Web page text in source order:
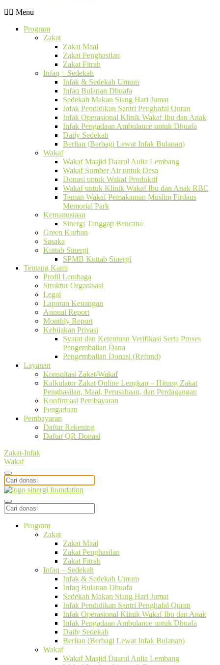
Menu
Program
Zakat
Zakat Maal
Zakat Penghasilan
Zakat Fitrah
Infaq – Sedekah
Infak & Sedekah Umum
Infaq Bulanan Dhuafa
Sedekah Makan Siang Hari Jumat
Infak Pendidikan Santri Penghafal Quran
Infak Operasional Klinik Wakaf Ibu dan Anak
Infak Pengadaan Ambulance untuk Dhuafa
Daily Sedekah
Berlian (Berbagi Lewat Infak Bulanan)
Wakaf
Wakaf Masjid Daarul Aulia Lembang
Wakaf Sumber Air untuk Desa
Donasi untuk Wakaf Produktif
Wakaf untuk Klinik Wakaf Ibu dan Anak RBC
Taman Wakaf Pemakaman Muslim Firdaus
Memorial Park
Kemanusiaan
Sinergi Tanggap Bencana
Green Kurban
Sasaka
Kuttab Sinergi
SPMB Kuttab Sinergi
Tentang Kami
Profil Lembaga
Struktur Organisasi
Legal
Laporan Keuangan
Annual Report
Monthly Report
Kebijakan Privasi
Syarat dan Ketentuan Verifikasi Serta Proses
Pengembalian Dana
Pengembalian Donasi (Refund)
Layanan
Konsultasi Zakat/Wakaf
Kalkulator Zakat Online Lengkap – Hitung Zakat
Penghasilan, Maal, Perusahaan, dan Perdagangan
Konfirmasi Pembayaran
Pengaduan
Pembayaran
Daftar Rekening
Daftar QR Donasi
Zakat-Infak
Wakaf
Program
Zakat
Zakat Maal
Zakat Penghasilan
Zakat Fitrah
Infaq – Sedekah
Infak & Sedekah Umum
Infaq Bulanan Dhuafa
Sedekah Makan Siang Hari Jumat
Infak Pendidikan Santri Penghafal Quran
Infak Operasional Klinik Wakaf Ibu dan Anak
Infak Pengadaan Ambulance untuk Dhuafa
Daily Sedekah
Berlian (Berbagi Lewat Infak Bulanan)
Wakaf
Wakaf Masjid Daarul Aulia Lembang